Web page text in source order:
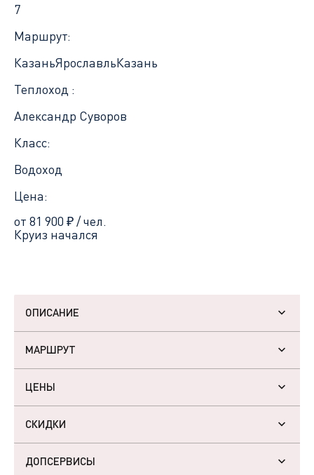
7
Маршрут:
КазаньЯрославльКазань
Теплоход :
Александр Суворов
Класс:
Водоход
Цена:
от 81 900 ₽/ чел.
Круиз начался
ОПИСАНИЕ
МАРШРУТ
ЦЕНЫ
СКИДКИ
ДОПСЕРВИСЫ